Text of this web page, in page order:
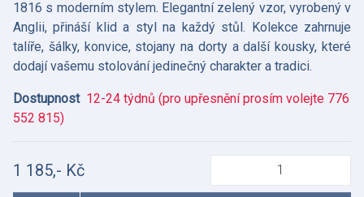
1816 s moderním stylem. Elegantní zelený vzor, vyrobený v
Anglii, přináší klid a styl na každý stůl. Kolekce zahrnuje
talíře, šálky, konvice, stojany na dorty a další kousky, které
dodají vašemu stolování jedinečný charakter a tradici.
Dostupnost 12-24 týdnů (pro upřesnění prosím volejte 776
552 815)
1 185,- Kč